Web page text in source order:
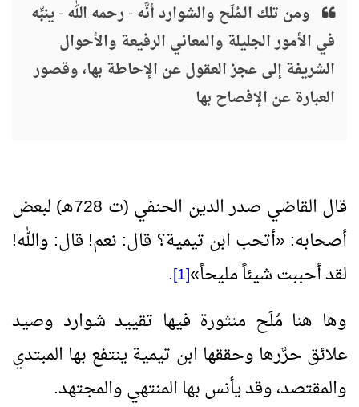
ومن تلك الـمُلَح والشوارد أنَّه - رحمه الله - ينبِّه
في الأمور الجليلة والمعاني الرفيعة والأحوال
الشريفة إلى عجز العقول عن الإحاطة بها، وقصور
العبارة عن الإفصاح بها
قال القاضي صدر الدين الحنفي (ت 728هـ) لبعض
أصحابه: «أتحب ابن تيمية؟ قال: نعم! قال: والله!
لقد أحببت شيئاً مليحاً»
[1]
.
وها هنا مُلَح منثورة فيها تقييد شوارد وصيد
علائق حرَّرها وحققها ابن تيمية ينتفع بها المبتدي
والمقتصد، وقد يأنس بها المنتهي والمجتهد.